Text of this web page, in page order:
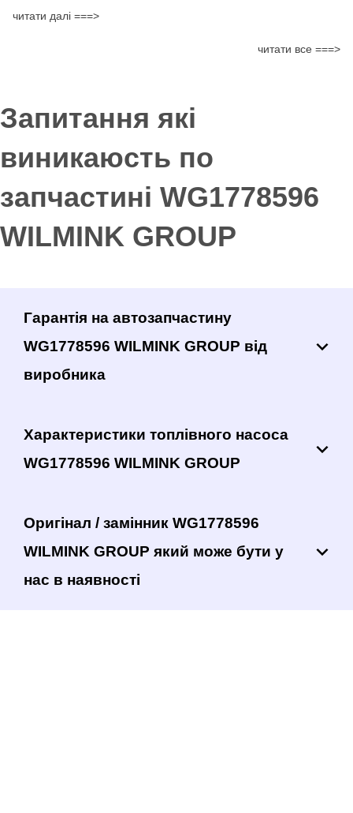
читати далі ===>
читати все ===>
Запитання які
виникаюсть по
запчастині WG1778596
WILMINK GROUP
Гарантія на автозапчастину
WG1778596 WILMINK GROUP від
виробника
Характеристики топлівного насоса
WG1778596 WILMINK GROUP
Оригінал / замінник WG1778596
WILMINK GROUP який може бути у
нас в наявності